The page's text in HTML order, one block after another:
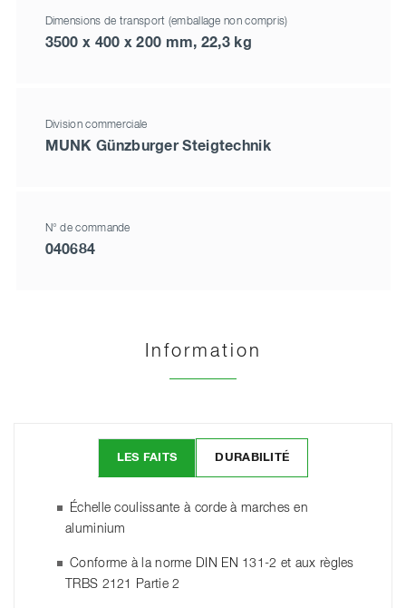
Dimensions de transport (emballage non compris)
3500 x 400 x 200 mm, 22,3 kg
Division commerciale
MUNK Günzburger Steigtechnik
N° de commande
040684
Information
LES FAITS DURABILITÉ
Échelle coulissante à corde à marches en
aluminium
Conforme à la norme DIN EN 131-2 et aux règles
TRBS 2121 Partie 2